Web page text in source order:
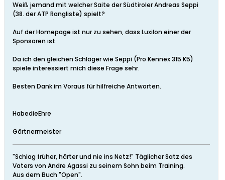
Weiß jemand mit welcher Saite der Südtiroler Andreas Seppi
(38. der ATP Rangliste) spielt?
Auf der Homepage ist nur zu sehen, dass Luxilon einer der
Sponsoren ist.
Da ich den gleichen Schläger wie Seppi (Pro Kennex 315 K5)
spiele interessiert mich diese Frage sehr.
Besten Dank im Voraus für hilfreiche Antworten.
HabedieEhre
Gärtnermeister
"Schlag früher, härter und nie ins Netz!" Täglicher Satz des
Vaters von Andre Agassi zu seinem Sohn beim Training.
Aus dem Buch "Open".